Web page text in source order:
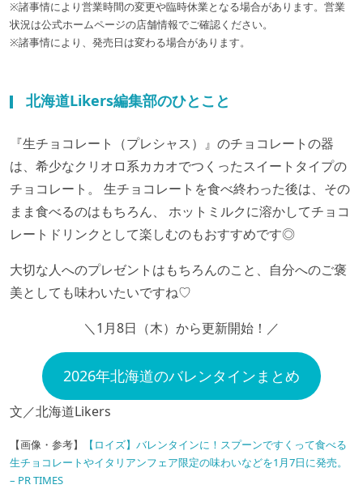
※諸事情により営業時間の変更や臨時休業となる場合があります。営業
状況は公式ホームページの店舗情報でご確認ください。
※諸事情により、発売日は変わる場合があります。
北海道Likers編集部のひとこと
『生チョコレート（プレシャス）』のチョコレートの器
は、希少なクリオロ系カカオでつくったスイートタイプの
チョコレート。 生チョコレートを食べ終わった後は、その
まま食べるのはもちろん、 ホットミルクに溶かしてチョコ
レートドリンクとして楽しむのもおすすめです◎
大切な人へのプレゼントはもちろんのこと、自分へのご褒
美としても味わいたいですね♡
＼1月8日（木）から更新開始！／
2026年北海道のバレンタインまとめ
文／北海道Likers
【画像・参考】
【ロイズ】バレンタインに！スプーンですくって食べる
生チョコレートやイタリアンフェア限定の味わいなどを1月7日に発売。
– PR TIMES